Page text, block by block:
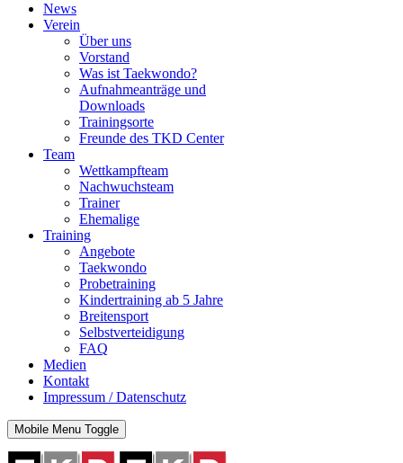
News
Verein
Über uns
Vorstand
Was ist Taekwondo?
Aufnahmeanträge und
Downloads
Trainingsorte
Freunde des TKD Center
Team
Wettkampfteam
Nachwuchsteam
Trainer
Ehemalige
Training
Angebote
Taekwondo
Probetraining
Kindertraining ab 5 Jahre
Breitensport
Selbstverteidigung
FAQ
Medien
Kontakt
Impressum / Datenschutz
Mobile Menu Toggle